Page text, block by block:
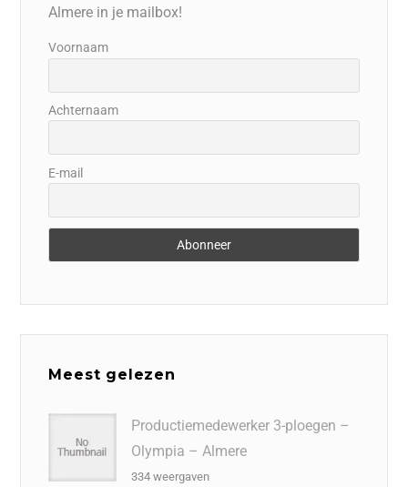
Almere in je mailbox!
Voornaam
Achternaam
E-mail
Meest gelezen
Productiemedewerker 3-ploegen –
Olympia – Almere
334 weergaven